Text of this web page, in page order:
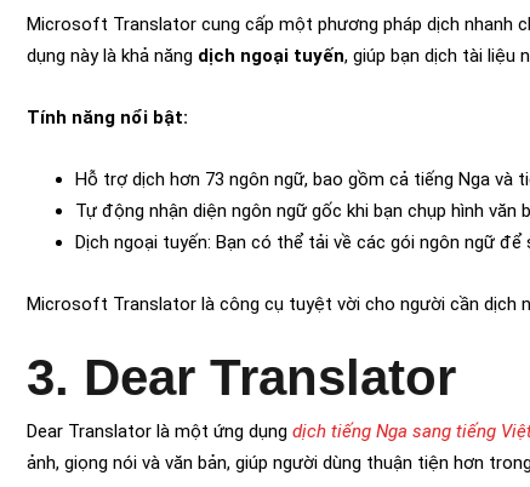
Microsoft Translator cung cấp một phương pháp dịch nhanh
dụng này là khả năng dịch ngoại tuyến, giúp bạn dịch tài liệu
Tính năng nổi bật:
Hỗ trợ dịch hơn 73 ngôn ngữ, bao gồm cả tiếng Nga và
Tự động nhận diện ngôn ngữ gốc khi bạn chụp hình văn
Dịch ngoại tuyến: Bạn có thể tải về các gói ngôn ngữ
Microsoft Translator là công cụ tuyệt vời cho người cần dịch
3. Dear Translator
Dear Translator là một ứng dụng dịch tiếng Nga sang tiếng
ảnh, giọng nói và văn bản, giúp người dùng thuận tiện hơn